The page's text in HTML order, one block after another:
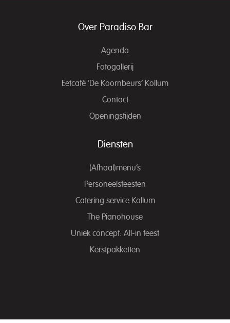
Over Paradiso Bar
Agenda
Fotogallerij
Eetcafé ‘De Koornbeurs’ Kollum
Contact
Openingstijden
Diensten
(Afhaal)menu’s
Personeelsfeesten
Catering service Kollum
The Pianohouse
Uniek concept: All-in feest
Kerstpakketten